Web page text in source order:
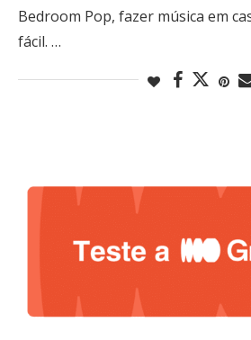
Bedroom Pop, fazer música em
fácil. …